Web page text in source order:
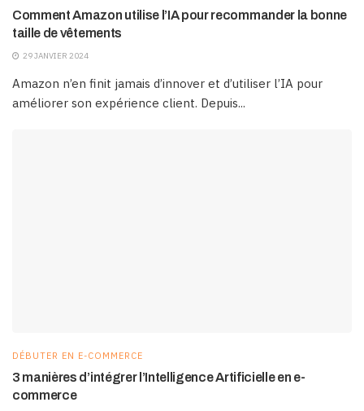
Comment Amazon utilise l’IA pour recommander la bonne
taille de vêtements
29 JANVIER 2024
Amazon n’en finit jamais d’innover et d’utiliser l’IA pour
améliorer son expérience client. Depuis...
DÉBUTER EN E-COMMERCE
3 manières d’intégrer l’Intelligence Artificielle en e-
commerce